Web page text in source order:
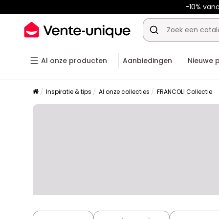
-10%
Al onze producten Aanbiedingen Nieuwe
Inspiratie & tips Al onze collecties FRANCOLI Collectie